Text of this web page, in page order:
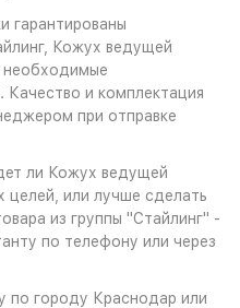
гарантированы
Кожух ведущей
необходимые
и комплектация
при отправке
ли Кожух ведущей
целей, или лучше сделать
из группы "Стайлинг" -
по телефону или через
по городу Краснодар или